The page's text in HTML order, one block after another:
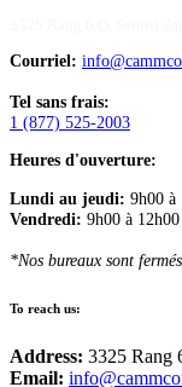
Courriel:
Tel sans frais:
1 (877) 525-2003
Heures d'ouverture:
Lundi au jeudi: 9h00 à
Vendredi: 9h00 à 12h00
*Nos bureaux sont
To reach us:
Address: 3325 Rang
Email: